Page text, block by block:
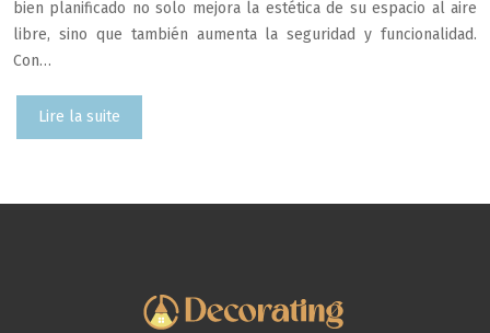
bien planificado no solo mejora la estética de su espacio al aire
libre, sino que también aumenta la seguridad y funcionalidad.
Con…
Lire la suite